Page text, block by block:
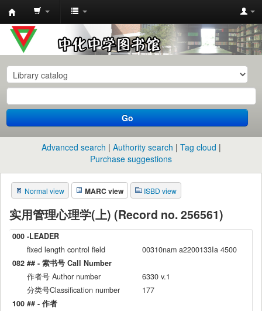
中
化
中
学
图
书
馆
目
录
Go
Advanced search Authority search
Tag cloud
Purchase suggestions
Normal view MARC view ISBD view
实用管理心理学(上) (Record no. 256561)
000 -LEADER
fixed length control field
00310nam a2200133Ia 4500
082 ## - 索书号 Call Number
作者号 Author number
6330 v.1
分类号Classification number
177
100 ## - 作者